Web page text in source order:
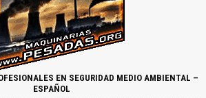
EN SEGURIDAD MEDIO AMBIENTAL –
ESPAÑOL